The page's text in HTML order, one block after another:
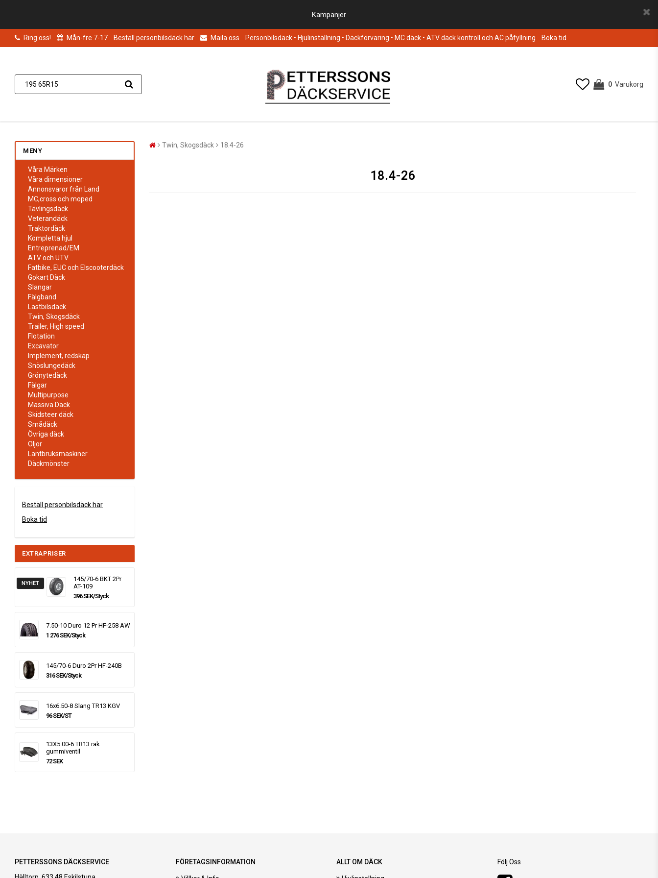
Kampanjer
Ring oss! Mån-fre 7-17 Beställ personbilsdäck här Maila oss Personbilsdäck • Hjulinställning • Däckförvaring • MC däck • ATV däck kontroll och AC påfyllning Boka tid
0 Varukorg
MENY
Våra Märken
Våra dimensioner
Annonsvaror från Land
MC,cross och moped
Tävlingsdäck
Veterandäck
Traktordäck
Kompletta hjul
Entreprenad/EM
ATV och UTV
Fatbike, EUC och Elscooterdäck
Gokart Däck
Slangar
Fälgband
Lastbilsdäck
Twin, Skogsdäck
Trailer, High speed
Flotation
Excavator
Implement, redskap
Snöslungedäck
Grönytedäck
Fälgar
Multipurpose
Massiva Däck
Skidsteer däck
Smådäck
Övriga däck
Oljor
Lantbruksmaskiner
Däckmönster
Beställ personbilsdäck här
Boka tid
EXTRAPRISER
NYHET
145/70-6 BKT 2Pr
AT-109
396 SEK/Styck
7.50-10 Duro 12 Pr HF-258 AW
1 276 SEK/Styck
145/70-6 Duro 2Pr HF-240B
316 SEK/Styck
16x6.50-8 Slang TR13 KGV
96 SEK/ST
13X5.00-6 TR13 rak
gummiventil
72 SEK
Twin, Skogsdäck 18.4-26
18.4-26
PETTERSSONS DÄCKSERVICE
FÖRETAGSINFORMATION ALLT OM DÄCK Följ Oss